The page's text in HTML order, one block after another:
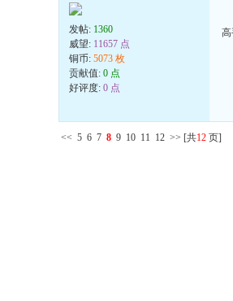
发帖: 1360
威望: 11657 点
铜币: 5073 枚
贡献值: 0 点
好评度: 0 点
<< 5 6 7 8 9 10 11 12 >> [共12 页]